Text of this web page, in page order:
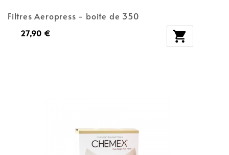
Filtres Aeropress - boite de 350
27,90 € 